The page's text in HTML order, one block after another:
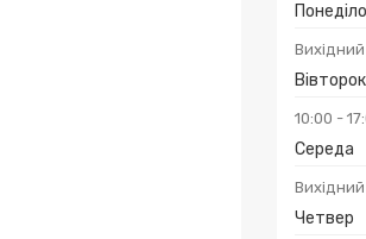
Вихідний
Вівторок
10:00
Середа
Вихідний
Четвер